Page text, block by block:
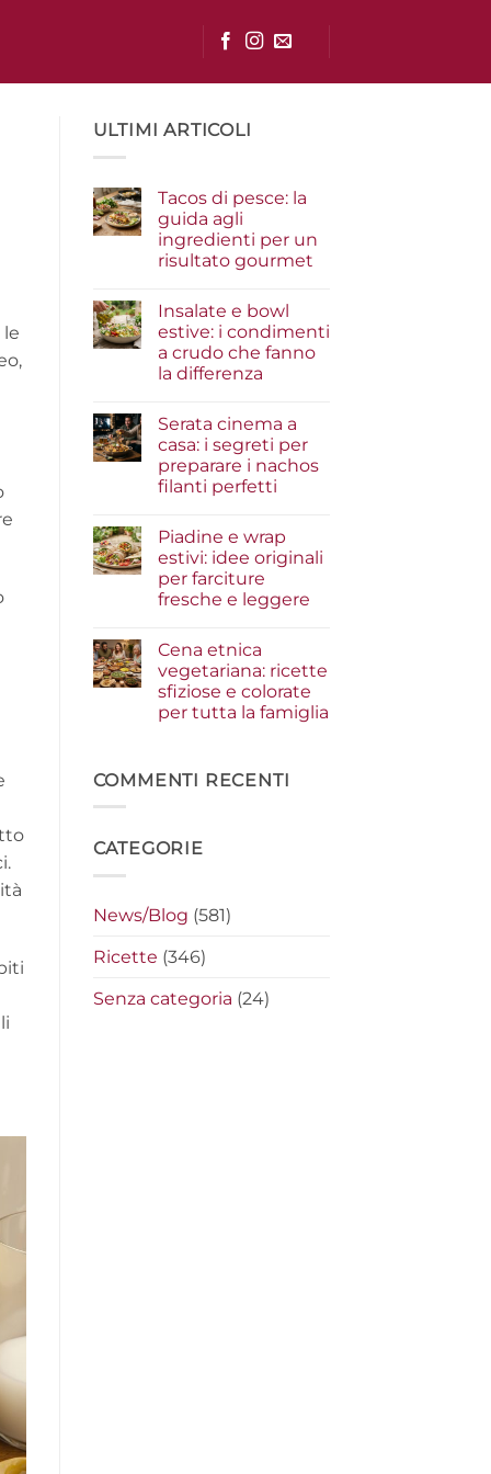
le
ULTIMI ARTICOLI
Tacos di pesce: la
guida agli
ingredienti per un
risultato gourmet
su
Tacos
di
pesce:
la
guida
per
un
risultato
gourmet
Insalate e bowl
estive: i condimenti
a crudo che fanno
la differenza
su
e
bowl
estive:
crudo
che
fanno
la
differenza
Serata cinema a
casa: i segreti per
preparare i nachos
filanti perfetti
su
Serata
cinema
a
casa:
preparare
i
nachos
filanti
perfetti
Piadine e wrap
estivi: idee originali
per farciture
fresche e leggere
su
e
wrap
estivi:
idee
fresche
e
Cena etnica
vegetariana: ricette
sfiziose e colorate
per tutta la famiglia
Cena
etnica
e
famiglia
COMMENTI RECENTI
CATEGORIE
News/Blog (581)
Ricette (346)
Senza categoria (24)